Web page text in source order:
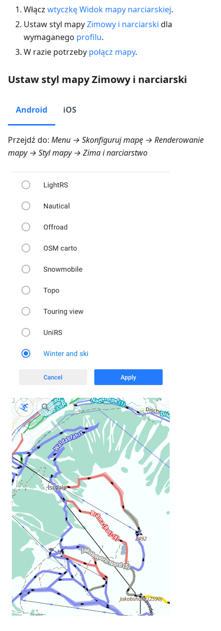
Włącz wtyczkę Widok mapy narciarskiej.
Ustaw styl mapyZimowy i narciarski dla
wymaganego profilu.
W razie potrzeby połącz mapy.
Ustaw styl mapy Zimowy i narciarski
Android iOS
Przejdź do: Menu → Skonfiguruj mapę → Renderowanie
mapy → Styl mapy → Zima i narciarstwo